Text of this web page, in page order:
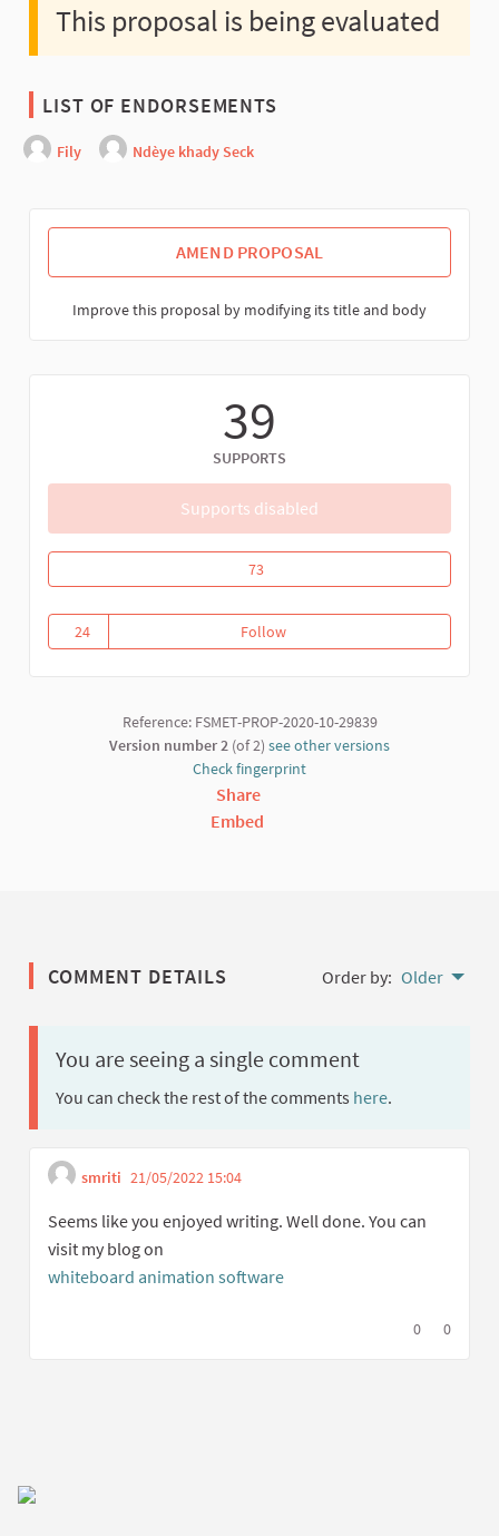
This proposal is being evaluated
LIST OF ENDORSEMENTS
Fily Ndèye khady Seck
AMEND PROPOSAL
Improve this proposal by modifying its title and body
39
SUPPORTS
Supports disabled
Riposte communautaire contre la
73
24
24 followers
FollowRiposte communautaire contre
Reference: FSMET-PROP-2020-10-29839
Version number 2 (of 2) see other versions
Check fingerprint
Share
Embed
COMMENT DETAILS Order by: Older
You are seeing a single comment
You can check the rest of the comments here.
smriti 21/05/2022 15:04
Seems like you enjoyed writing. Well done. You can
visit my blog on
whiteboard animation software
I agree with
0 I0